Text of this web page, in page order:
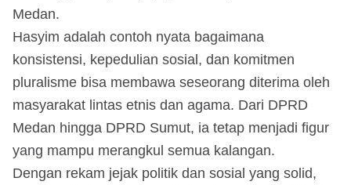
Medan.
Hasyim adalah contoh nyata bagaimana
konsistensi, kepedulian sosial, dan komitmen
pluralisme bisa membawa seseorang diterima oleh
masyarakat lintas etnis dan agama. Dari DPRD
Medan hingga DPRD Sumut, ia tetap menjadi figur
yang mampu merangkul semua kalangan.
Dengan rekam jejak politik dan sosial yang solid,